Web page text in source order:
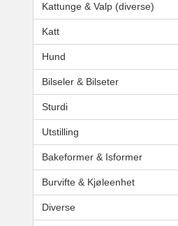
Kattunge & Valp (diverse)
Katt
Hund
Bilseler & Bilseter
Sturdi
Utstilling
Bakeformer & Isformer
Burvifte & Kjøleenhet
Diverse